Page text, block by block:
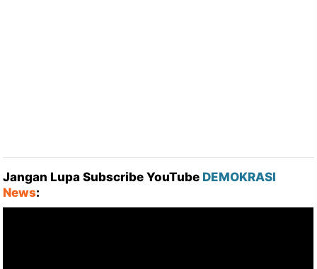
Jangan Lupa Subscribe YouTube DEMOKRASI
News: